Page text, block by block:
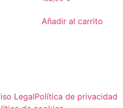
Añadir al carrito
LegalPolítica de privacidad